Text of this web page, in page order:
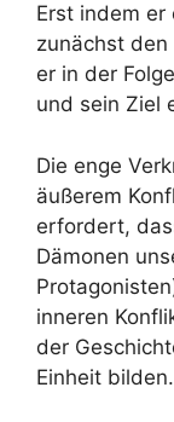
Erst indem er
zunächst
er in der
und sein Ziel
Die enge
äußerem
erfordert,
Dämonen
inneren
der
Einheit bilden.